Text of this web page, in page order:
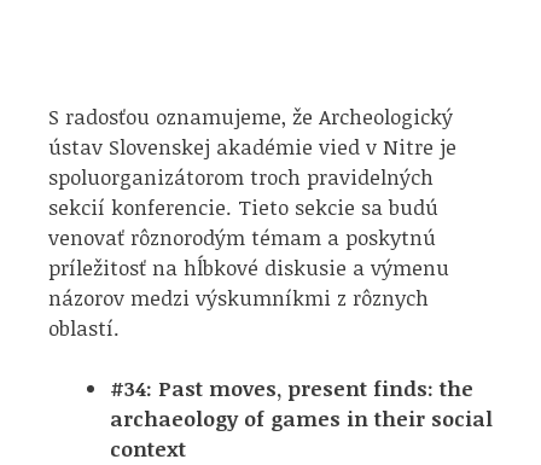
S radosťou oznamujeme, že Archeologický
ústav Slovenskej akadémie vied v Nitre je
spoluorganizátorom troch pravidelných
sekcií konferencie. Tieto sekcie sa budú
venovať rôznorodým témam a poskytnú
príležitosť na hĺbkové diskusie a výmenu
názorov medzi výskumníkmi z rôznych
oblastí.
#34: Past moves, present finds: the
archaeology of games in their social
context